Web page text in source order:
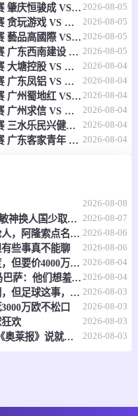
直播中
昆士兰大学
直播中
直播中
波克海尔女足
直播中
08月04日 佛山西甲足球联赛32强淘汰赛 肇庆恒骏成 VS 三七互娱 全场录像 2026-08-05
08月04日 佛山西甲足球联赛32强淘汰赛 贪玩游戏 VS 美的薪火 全场录像 2026-08-05
08月04日 佛山西甲足球联赛32强淘汰赛 藝品高國際 VS 湛江狂狼·粵辉能源 全场录像 2026-08-05
08月04日 佛山西甲足球联赛32强淘汰赛 广东西南建设 VS 香港圣徒 全场录像 2026-08-05
08月03日 佛山西甲足球联赛32强淘汰赛 大塘控股 VS 茂名市点都得 全场录像 2026-08-04
08月03日 佛山西甲足球联赛32强淘汰赛 广东凤铝 VS 湛江八部科技 全场录像 2026-08-04
08月03日 佛山西甲足球联赛32强淘汰赛 广州蜀地红 VS 广州戴拿模 全场录像 2026-08-04
08月03日 佛山西甲足球联赛32强淘汰赛 广州求信 VS 顺德新青年 全场录像 2026-08-04
08月03日 佛山西甲足球联赛32强淘汰赛 三水乐民兴健力宝 VS 中国澳门澳科精英 全场录像 2026-08-04
08月03日 佛山西甲足球联赛32强淘汰赛 广东客家青年 VS 广州英华思力U17 全场录像 2026-08-04
2026-08-08
3-1！5-6！两中国球队一喜一悲，浮嶋敏神换人国少取胜，上海惜败 2026-08-07
28岁天才中卫成香饽饽，曼联切尔西抢人，阿隆索点名要买 2026-08-06
些事真不能聊 2026-08-06
米体：佛罗伦萨对基恩去留持开放态度，但要价4000万欧元起步 2026-08-04
马竞CEO亲自下场，硬拦小蜘蛛去皇马巴萨：他们想羞辱我们！ 2026-08-04
费兰谈未来：巴黎？我和巴萨还有合同，但足球这事，谁说得准呢 2026-08-03
万欧不松口 2026-08-03
欢 2026-08-03
阿根廷新星戴维-罗梅罗要去帕尔马？《奥莱报》说就差临门一脚了 2026-08-03